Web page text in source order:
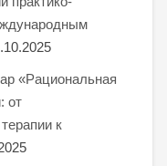
«Рациональная
от
к